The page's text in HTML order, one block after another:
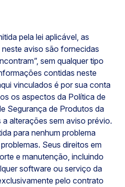
pela lei aplicável, as
aviso são fornecidas
sem qualquer tipo
contidas neste
vinculados é por sua conta
os aspectos da Política de
Segurança de Produtos da
alterações sem aviso prévio.
para nenhum problema
Seus direitos em
e manutenção, incluindo
software ou serviço da
pelo contrato